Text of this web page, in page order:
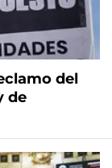
del
de